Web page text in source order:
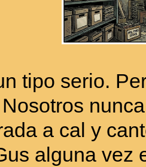
tipo serio.
a cal y
alguna vez